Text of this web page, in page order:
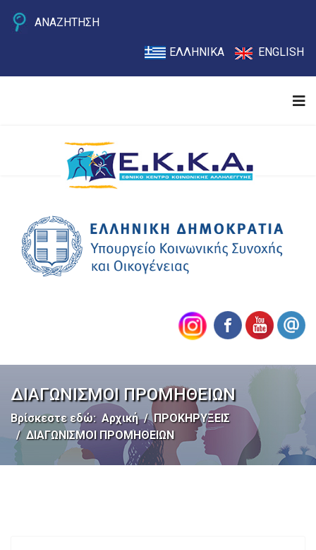
ΑΝΑΖΗΤΗΣΗ
ΕΛΛΗΝΙΚΑ ENGLISH
ΔΙΑΓΩΝΙΣΜΟΙ ΠΡΟΜΗΘΕΙΩΝ
Βρίσκεστε εδώ: Αρχική
ΠΡΟΚΗΡΥΞΕΙΣ
ΔΙΑΓΩΝΙΣΜΟΙ ΠΡΟΜΗΘΕΙΩΝ